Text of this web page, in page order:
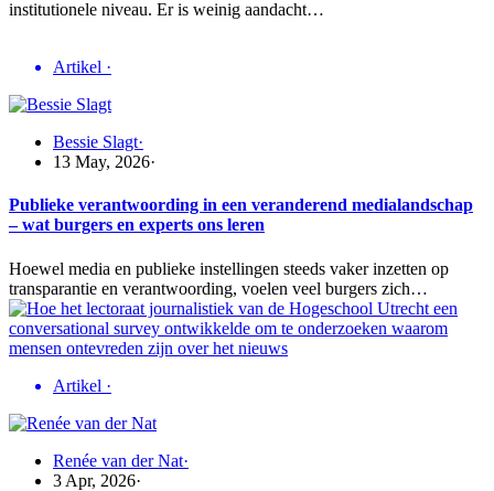
institutionele niveau. Er is weinig aandacht…
Artikel ·
Bessie Slagt·
13 May, 2026·
Publieke verantwoording in een veranderend medialandschap
– wat burgers en experts ons leren
Hoewel media en publieke instellingen steeds vaker inzetten op
transparantie en verantwoording, voelen veel burgers zich…
Artikel ·
Renée van der Nat·
3 Apr, 2026·